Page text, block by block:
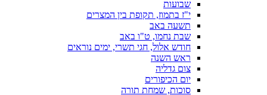
שבועות
י"ז בתמוז, תקופת בין המצרים
תשעה באב
שבת נחמו, ט"ו באב
חודש אלול, חגי תשרי, ימים נוראים
ראש השנה
צום גדליה
יום הכיפורים
סוכות, שמחת תורה